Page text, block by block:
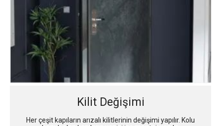
Kilit Değişimi
Her çeşit kapıların arızalı kilitlerinin değişimi yapılır. Kolu